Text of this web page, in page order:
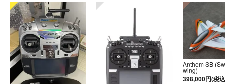
Anthem SB
wing)
398,000円(税